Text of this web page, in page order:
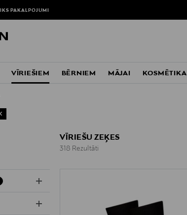
PAKALPOJUMI
VĪRIEŠIEM BĒRNIEM MĀJAI KOSMĒTIKA
VĪRIEŠU ZEĶES
318 Rezultāti